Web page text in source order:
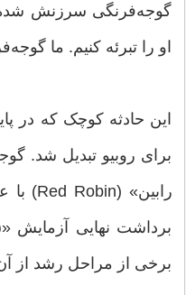
گوجه‌فرنگی سرزنش شده
او را تبرئه کنیم. ما
این حادثه کوچک که در
برای روبیو تبدیل شد.
برخی از مراحل رشد از